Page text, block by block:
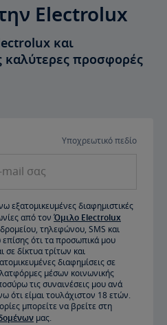
Electrolux
και
καλύτερες προσφορές
Υποχρεωτικό πεδίο
διαφημιστικές
από τον Όμιλο Electrolux
τηλεφώνου, SMS και
ότι τα προσωπικά μου
σε δίκτυα τρίτων και
διαφημίσεις σε
μέσων κοινωνικής
τις συναινέσεις μου ανά
ότι είμαι τουλάχιστον 18 ετών.
μπορείτε να βρείτε στη
μας.